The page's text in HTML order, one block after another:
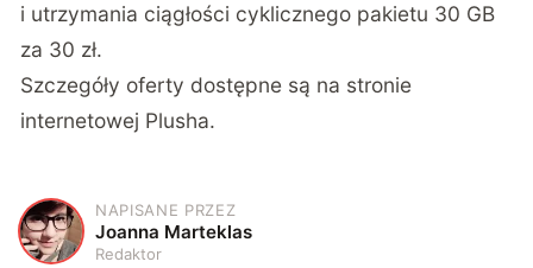
i utrzymania ciągłości cyklicznego pakietu 30 GB
za 30 zł.
Szczegóły oferty dostępne są na stronie
internetowej Plusha.
J
NAPISANE PRZEZ
Joanna Marteklas
Redaktor